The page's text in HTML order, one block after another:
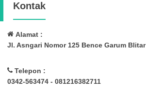
Kontak
Alamat :
Jl. Asngari Nomor 125 Bence Garum Blitar
Telepon :
0342-563474 - 081216382711